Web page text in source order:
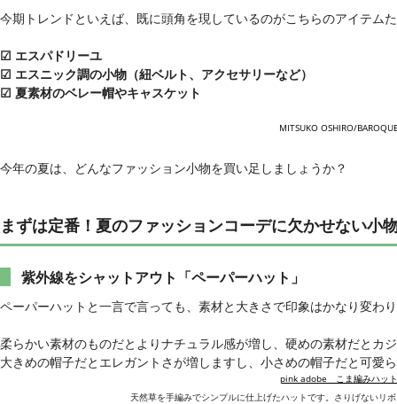
今期トレンドといえば、既に頭角を現しているのがこちらのアイテム
☑ エスパドリーユ
☑ エスニック調の小物（紐ベルト、アクセサリーなど）
☑ 夏素材のベレー帽やキャスケット
MITSUKO OSHIRO/
今年の夏は、どんなファッション小物を買い足しましょうか？
まずは定番！夏のファッションコーデに欠かせない小
紫外線をシャットアウト「ペーパーハット」
ペーパーハットと一言で言っても、素材と大きさで印象はかなり変わ
柔らかい素材のものだとよりナチュラル感が増し、硬めの素材だとカ
大きめの帽子だとエレガントさが増しますし、小さめの帽子だと可愛
pink adobe こま編みハット
天然草を手編みでシンプルに仕上げたハットです。さりげないリ